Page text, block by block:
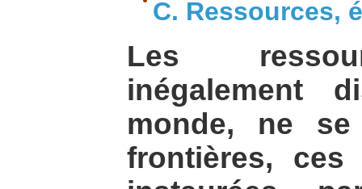
C. Ressources,
Les
inégalement
monde, ne
frontières, ces